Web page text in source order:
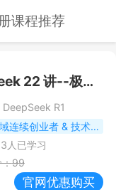
课程推荐
22 讲--极客时间课程推荐/优惠
R1
大模型领域连续创业者 & 技术战略专家
人已学习
：99
官网优惠购买